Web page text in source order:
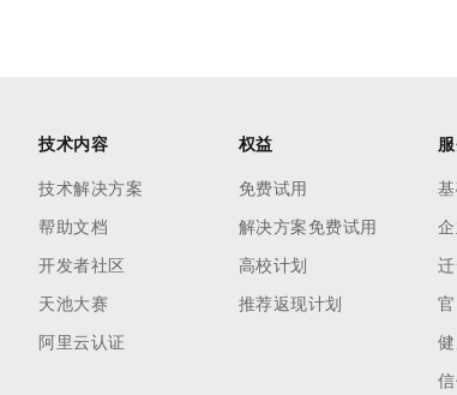
技术内容
技术解决方案
帮助文档
开发者社区
天池大赛
阿里云认证
权益
免费试用
解决方案免费试用
高校计划
推荐返现计划